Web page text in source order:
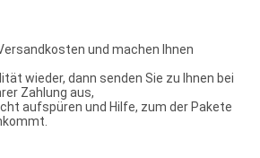
und machen Ihnen
wieder, dann senden Sie zu Ihnen bei
Zahlung aus,
aufspüren und Hilfe, zum der Pakete